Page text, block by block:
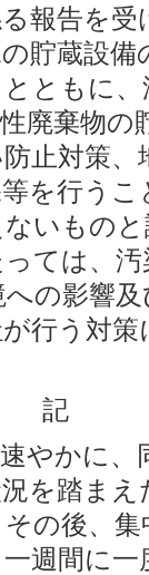
報告を
貯蔵設備
ともに
廃棄物
止対策、
を行う
いもの
ては、汚
の影響
行う対
記
やかに、
を踏ま
の後、
週間に